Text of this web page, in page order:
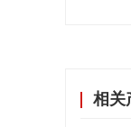
相关